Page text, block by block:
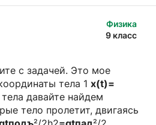
Физика
9 класс
с задачей. Это мое
тела 1 x(t)=
давайте найдем
тело пролетит, двигаясь